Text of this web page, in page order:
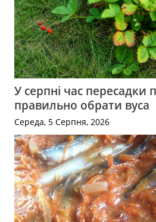
У серпні час пересадки
правильно обрати вуса
Середа, 5 Серпня, 2026